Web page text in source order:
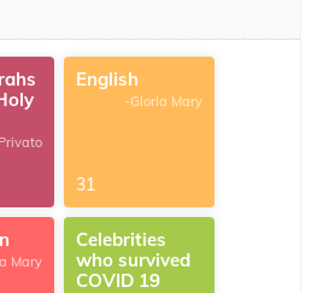
English
-Gloria Mary
31
Mary
Celebrities
who survived
COVID 19